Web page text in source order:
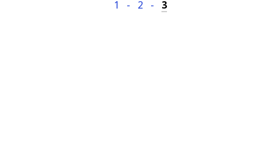
1 - 2 - 3